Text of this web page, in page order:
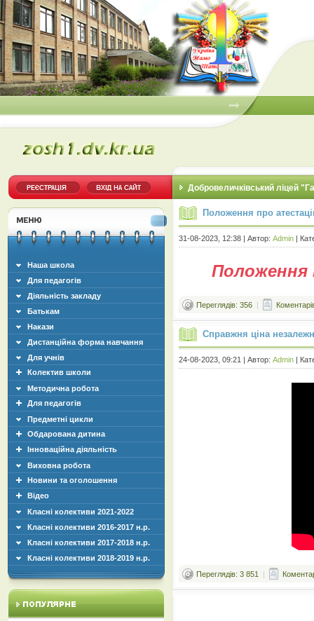
Добровеличківський ліцей
Наша школа
Для педагогів
Діяльність закладу
Батькам
Накази
Дистанційна форма навчання
Для учнів
Колектив школи
Методична робота
Для педагогів
Предметні цикли
Обдарована дитина
Інноваційна діяльність
Виховна робота
Новини та оголошення
Відео
Класні колективи 2021-2022
Класні колективи 2016-2017 н.р.
Класні колективи 2017-2018 н.р.
Класні колективи 2018-2019 н.р.
Положення про
31-08-2023, 12:38 | Автор: Admin |
Положення
Переглядів: 356 |
Справжня ціна
24-08-2023, 09:21 | Автор: Admin |
Переглядів: 3 851 |